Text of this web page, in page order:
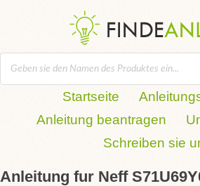
Startseite
Anleitung beantragen
Schreiben sie
Anleitung fur Neff